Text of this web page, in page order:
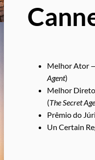
Melhor Ator
Agent)
Melhor
(The Secret
Prêmio do
Un Certain